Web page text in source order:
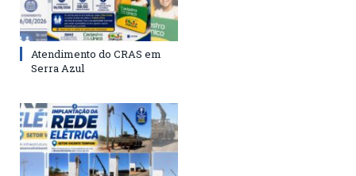
Atendimento do CRAS em
Serra Azul